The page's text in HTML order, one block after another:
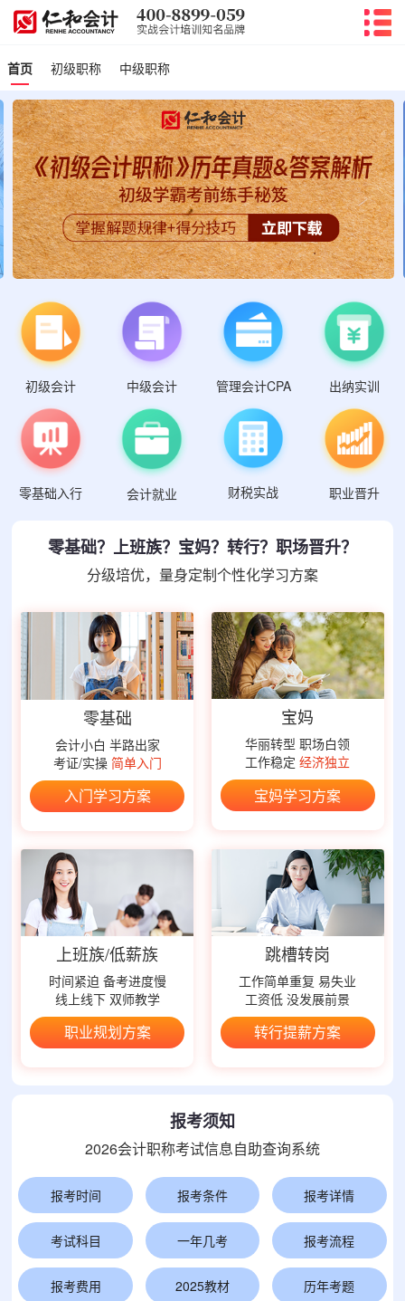
首页 初级职称 中级职称
初级会计 中级会计 管理会计CPA 出纳实训
零基础入行 会计就业 财税实战 职业晋升
零基础？上班族？宝妈？转行？职场晋升？
分级培优，量身定制个性化学习方案
零基础
会计小白 半路出家
考证/实操 简单入门
入门学习方案
宝妈
华丽转型 职场白领
工作稳定经济独立
宝妈学习方案
上班族/低薪族
时间紧迫 备考进度慢
线上线下 双师教学
职业规划方案
跳槽转岗
工作简单重复 易失业
工资低 没发展前景
转行提薪方案
报考须知
2026会计职称考试信息自助查询系统
报考时间 报考条件 报考详情
考试科目 一年几考 报考流程
报考费用 2025教材 历年考题